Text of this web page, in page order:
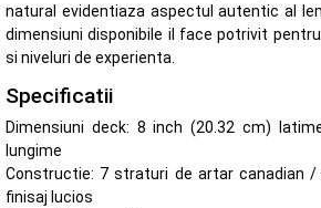
natural evidentiaza aspectul autentic al
dimensiuni disponibile il face potrivit
si niveluri de experienta.
Specificatii
Dimensiuni deck: 8 inch (20.32 cm)
lungime
Constructie: 7 straturi de artar canadian
finisaj lucios